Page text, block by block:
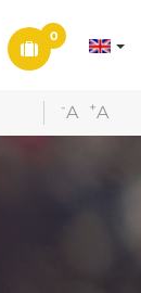
0
-A +A